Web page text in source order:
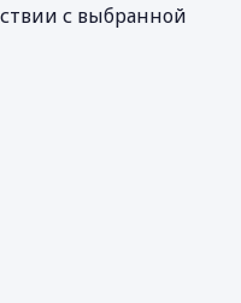
с выбранной